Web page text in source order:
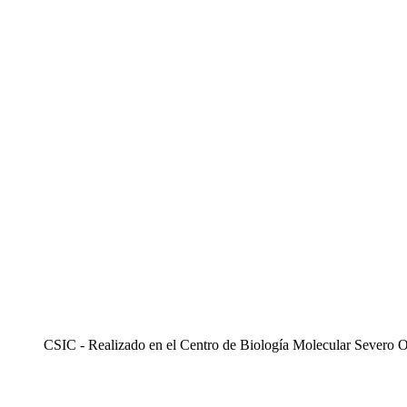
CSIC - Realizado en el Centro de Biología Molecular Severo